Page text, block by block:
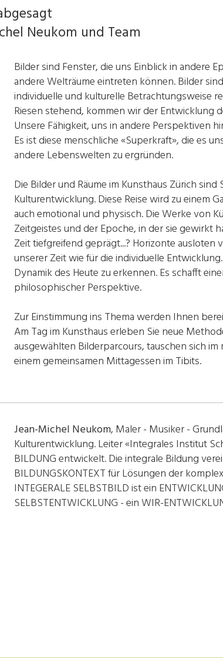
Neukom und Team
Bilder sind Fenster, die uns Einblick in andere
andere Welträume eintreten können. Bilder
individuelle und kulturelle Betrachtungsweise
Riesen stehend, kommen wir der Entwicklung
Unsere Fähigkeit, uns in andere Perspektiven
Es ist diese menschliche «Superkraft», die es
andere Lebenswelten zu ergründen.
Die Bilder und Räume im Kunsthaus Zürich
Kulturentwicklung. Diese Reise wird zu einem
auch emotional und physisch. Die Werke von
Zeitgeistes und der Epoche, in der sie gewirkt
Zeit tiefgreifend geprägt...? Horizonte
unserer Zeit wie für die individuelle
Dynamik des Heute zu erkennen. Es schafft
philosophischer Perspektive.
Zur Einstimmung ins Thema werden Ihnen
Am Tag im Kunsthaus erleben Sie neue
ausgewählten Bilderparcours, tauschen sich
einem gemeinsamen Mittagessen im Tibits.
Jean-Michel Neukom, Maler - Musiker -
Kulturentwicklung. Leiter «Integrales Institut
BILDUNG entwickelt. Die integrale Bildung
BILDUNGSKONTEXT für Lösungen der
INTEGERALE SELBSTBILD ist ein
SELBSTENTWICKLUNG - ein WIR-